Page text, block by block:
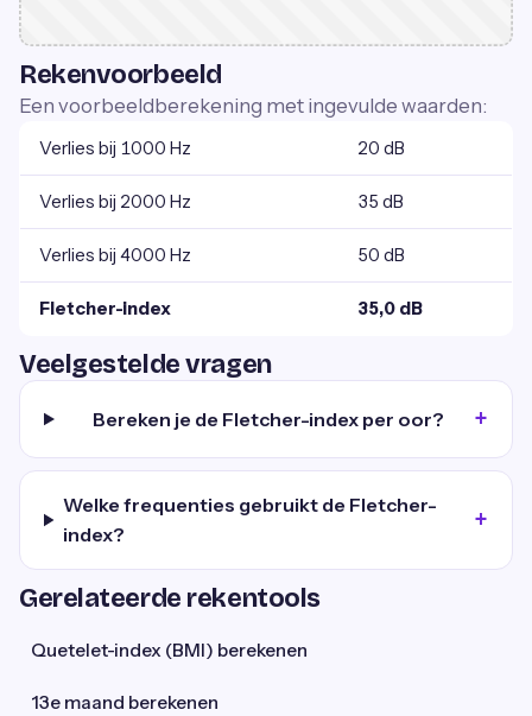
Rekenvoorbeeld
Een voorbeeldberekening met ingevulde waarden:
Verlies bij 1000 Hz 20 dB
Verlies bij 2000 Hz 35 dB
Verlies bij 4000 Hz 50 dB
Fletcher-index 35,0 dB
Veelgestelde vragen
Bereken je de Fletcher-index per oor?
Welke frequenties gebruikt de Fletcher-
index?
Gerelateerde rekentools
Quetelet-index (BMI) berekenen
13e maand berekenen